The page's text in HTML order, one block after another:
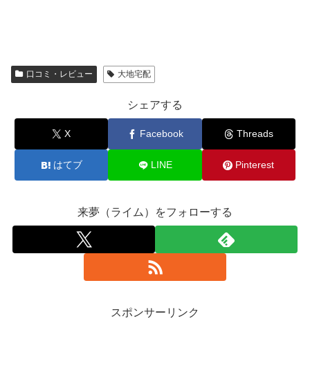
口コミ・レビュー 大地宅配
シェアする
X Facebook Threads
はてブ LINE Pinterest
来夢（ライム）をフォローする
スポンサーリンク